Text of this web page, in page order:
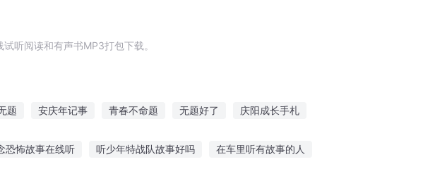
听阅读和有声书MP3打包下载。
题 安庆年记事 青春不命题 无题好了 庆阳成长手札
恐怖故事在线听 听少年特战队故事好吗 在车里听有故事的人